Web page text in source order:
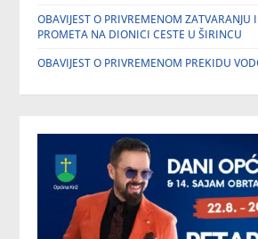
OBAVIJEST O PRIVREMENOM ZATVARANJU
PROMETA NA DIONICI CESTE U ŠIRINCU
OBAVIJEST O PRIVREMENOM PREKIDU